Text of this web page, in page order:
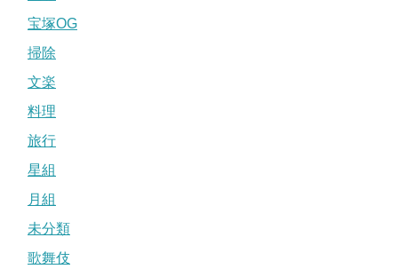
宝塚OG
掃除
文楽
料理
旅行
星組
月組
未分類
歌舞伎